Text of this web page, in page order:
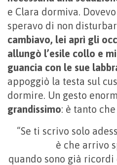
e Clara dormiva.
speravo di non
cambiavo, lei aprì gli
allungò l’esile collo e
guancia con le sue
appoggiò la testa sul
dormire. Un gesto
grandissimo: è tanto
“Se ti scrivo solo
è che arrivo
quando sono già ricordi